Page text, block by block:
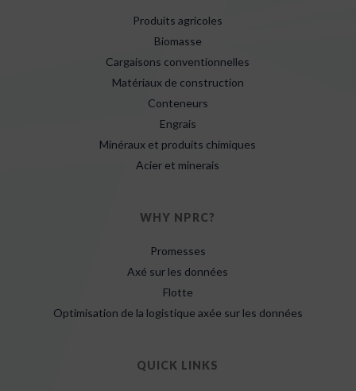
Produits agricoles
Biomasse
Cargaisons conventionnelles
Matériaux de construction
Conteneurs
Engrais
Minéraux et produits chimiques
Acier et minerais
WHY NPRC?
Promesses
Axé sur les données
Flotte
Optimisation de la logistique axée sur les données
QUICK LINKS